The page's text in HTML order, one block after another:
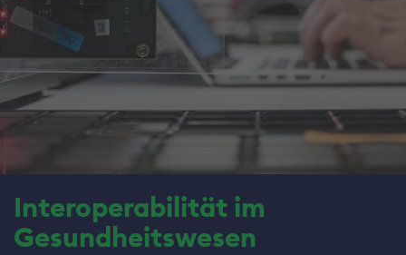
Interoperabilität im
Gesundheitswesen